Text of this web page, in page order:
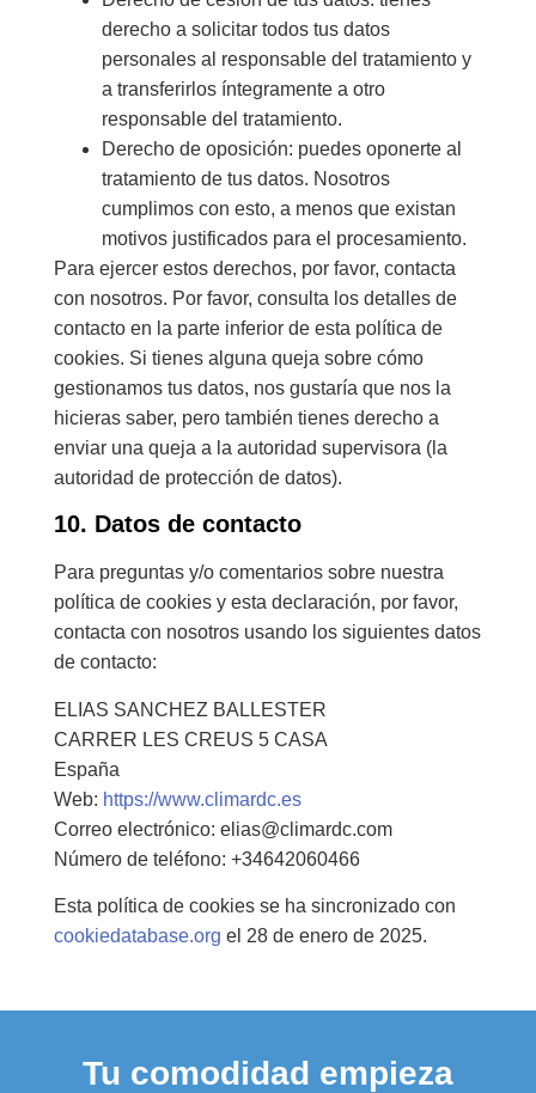
derecho a solicitar todos tus datos
personales al responsable del tratamiento y
a transferirlos íntegramente a otro
responsable del tratamiento.
Derecho de oposición: puedes oponerte al
tratamiento de tus datos. Nosotros
cumplimos con esto, a menos que existan
motivos justificados para el procesamiento.
Para ejercer estos derechos, por favor, contacta
con nosotros. Por favor, consulta los detalles de
contacto en la parte inferior de esta política de
cookies. Si tienes alguna queja sobre cómo
gestionamos tus datos, nos gustaría que nos la
hicieras saber, pero también tienes derecho a
enviar una queja a la autoridad supervisora (la
autoridad de protección de datos).
10. Datos de contacto
Para preguntas y/o comentarios sobre nuestra
política de cookies y esta declaración, por favor,
contacta con nosotros usando los siguientes datos
de contacto:
ELIAS SANCHEZ BALLESTER
CARRER LES CREUS 5 CASA
España
Web: https://www.climardc.es
Correo electrónico: elias@climardc.com
Número de teléfono: +34642060466
Esta política de cookies se ha sincronizado con
cookiedatabase.org el 28 de enero de 2025.
Tu comodidad empieza